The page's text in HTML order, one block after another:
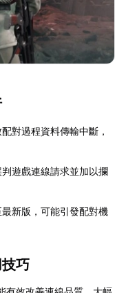
對過程資料傳輸中斷，
遊戲連線請求並加以攔
新版，可能引發配對機
巧